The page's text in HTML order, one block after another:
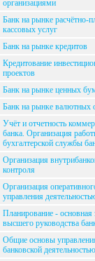
организациями
Банк на рынке расчётно-
кассовых услуг
Банк на рынке кредитов
Кредитование
проектов
Банк на рынке ценных
Банк на рынке валютных
Учёт и отчетность
банка. Организация
бухгалтерской службы
Организация
контроля
Организация
управления
Планирование - основная
высшего руководства
Общие основы
банковской деятельностью